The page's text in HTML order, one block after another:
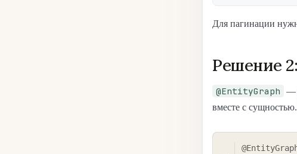
Для пагинации
Решение
@EntityGraph
—
вместе с